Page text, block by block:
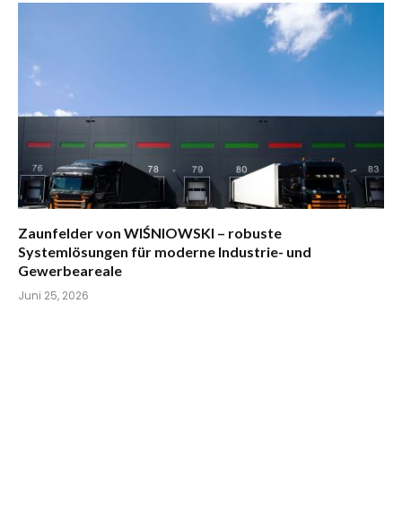
Zaunfelder von WIŚNIOWSKI – robuste
Systemlösungen für moderne Industrie- und
Gewerbeareale
Juni 25, 2026